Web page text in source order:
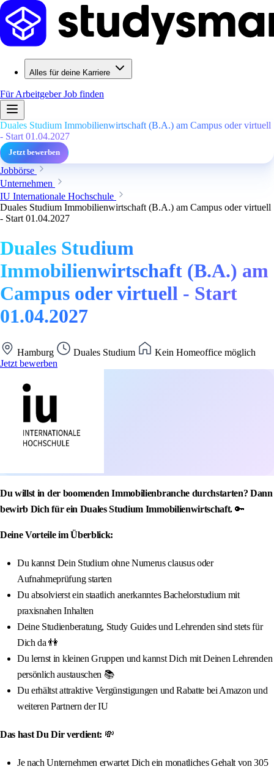
Alles für deine Karriere
Für ArbeitgeberJob finden
Duales Studium Immobilienwirtschaft (B.A.) am Campus oder virtuell
- Start 01.04.2027
Jetzt bewerben
Jobbörse
Unternehmen
IU Internationale Hochschule
Duales Studium Immobilienwirtschaft (B.A.) am Campus oder virtuell
- Start 01.04.2027
Duales Studium
Immobilienwirtschaft (B.A.) am
Campus oder virtuell - Start
01.04.2027
Hamburg Duales Studium
Kein Homeoffice möglich
Jetzt bewerben
Du willst in der boomenden Immobilienbranche durchstarten? Dann
bewirb Dich für ein Duales Studium Immobilienwirtschaft. 🔑
Deine Vorteile im Überblick:
Du kannst Dein Studium ohne Numerus clausus oder
Aufnahmeprüfung starten
Du absolvierst ein staatlich anerkanntes Bachelorstudium mit
praxisnahen Inhalten
Deine Studienberatung, Study Guides und Lehrenden sind stets für
Dich da 👫
Du lernst in kleinen Gruppen und kannst Dich mit Deinen Lehrenden
persönlich austauschen 📚
Du erhältst attraktive Vergünstigungen und Rabatte bei Amazon und
weiteren Partnern der IU
Das hast Du Dir verdient: 💸
Je nach Unternehmen erwartet Dich ein monatliches Gehalt von 305